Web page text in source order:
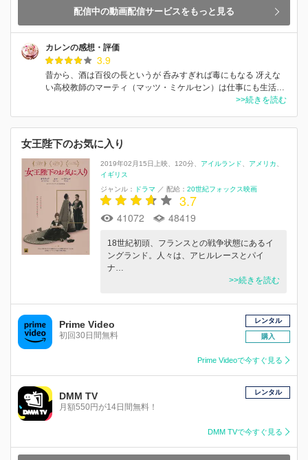
配信中の動画配信サービスをもっと見る
カレンの感想・評価
3.9
昔から、酒は百役の長というが 呑みすぎれば毒にもなる 冴えな
い高校教師のマーティ（マッツ・ミケルセン）は仕事にも生活…
>>続きを読む
女王陛下のお気に入り
2019年02月15日上映 120分 アイルランド
アメリカ
イギリス
ジャンル：
ドラマ ／ 配給： 20世紀フォックス映画
3.7
41072 48419
18世紀初頭、フランスとの戦争状態にあるイ
ングランド。人々は、アヒルレースとパイ
ナ…
>>続きを読む
Prime Video
初回30日間無料
レンタル
購入
Prime Videoで今すぐ見る
DMM TV
月額550円が14日間無料！
レンタル
DMM TVで今すぐ見る